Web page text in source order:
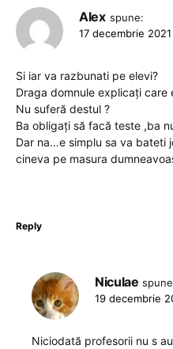
Alex spune:
17 decembrie 2021
Si iar va razbunati pe elevi?
Draga domnule explicați care
Nu suferă destul ?
Ba obligați să facă teste ,ba
Dar na…e simplu sa va bateti
cineva pe masura
Reply
Niculae
19 decembrie
Niciodată profesorii nu s